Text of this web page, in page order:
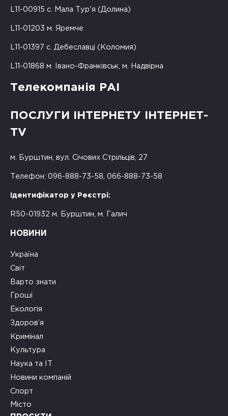
L11-00915 с. Мала Тур'я (Долина)
L11-01203 м. Яремче
L11-01397 с. Дебеславці (Коломия)
L11-01868 м. Івано-Франківськ, м. Надвірна
Телекомпанія РАІ
ПОСЛУГИ ІНТЕРНЕТУ ІНТЕРНЕТ-
TV
м. Бурштин, вул. Січових Стрільців, 27
Телефон: 096-888-73-58, 066-888-73-58
Ідентифікатор у Реєстрі:
R50-01932 м. Бурштин, м. Галич
НОВИНИ
Україна
Світ
Варто знати
Гроші
Екологія
Здоров’я
Кримінал
Культура
Наука та ІТ
Новини компаній
Спорт
Місто